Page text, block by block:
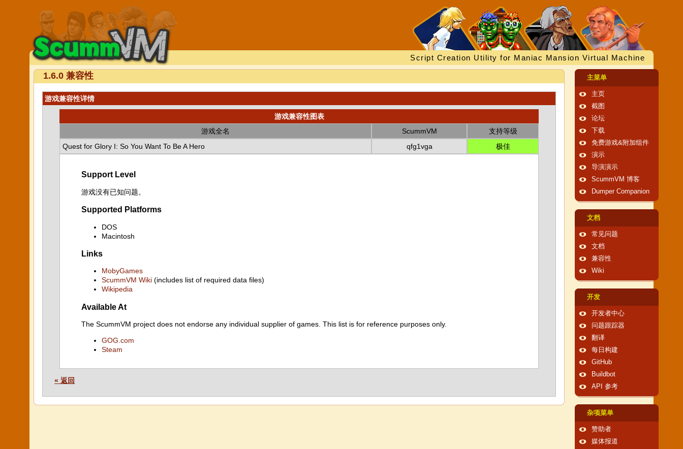
Script Creation Utility for Maniac Mansion Virtual Machine
1.6.0 兼容性
游戏兼容性详情
游戏兼容性图表
游戏全名
ScummVM
支持等级
Quest for Glory I: So You Want To Be A Hero
qfg1vga 极佳
Support Level
游戏没有已知问题。
Supported Platforms
DOS
Macintosh
Links
MobyGames
ScummVM Wiki (includes list of required data files)
Wikipedia
Available At
The ScummVM project does not endorse any individual supplier of games. This list is for reference purposes only.
GOG.com
Steam
« 返回
主菜单
主页
截图
论坛
下载
免费游戏&附加组件
演示
导演演示
ScummVM 博客
Dumper Companion
文档
常见问题
文档
兼容性
Wiki
开发
开发者中心
问题跟踪器
翻译
每日构建
GitHub
Buildbot
API 参考
杂项菜单
赞助者
媒体报道